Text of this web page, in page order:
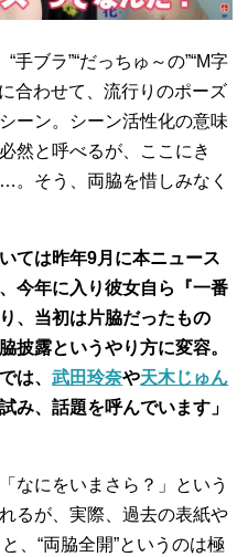
手ブラ”“だっちゅ～の”“M字
合わせて、流行りのポーズ
ーン。シーン活性化の意味
然と呼べるが、ここにき
そう、両脇を惜しみなく
ては昨年9月に本ニュース
今年に入り彼女自ら『一番
、当初は片脇だったもの
披露というやり方に変容。
は、武田玲奈や天木じゅん
み、話題を呼んでいます」
なにをいまさら？」という
るが、実際、過去の表紙や
、“両脇全開”というのは極